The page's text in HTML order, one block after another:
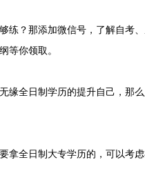
？那添加微信号，了解自考、
等你领取。
全日制学历的提升自己，那
全日制大专学历的，可以考虑